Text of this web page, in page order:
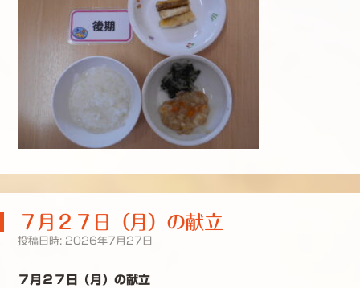
７月２７日（月）の献立
投稿日時: 2026年7月27日
７月２７日（月）の献立